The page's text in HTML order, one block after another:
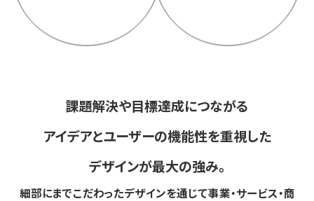
課題解決や目標達成につながる
アイデアとユーザーの機能性を重視した
デザインが最大の強み。
細部にまでこだわったデザインを通じて事業・サービス・商